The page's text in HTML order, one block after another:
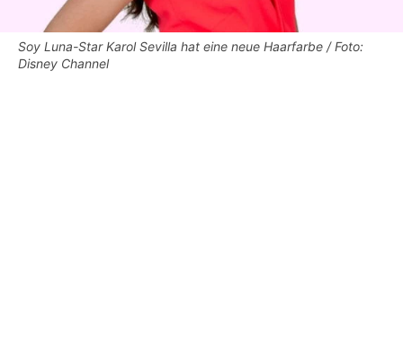
Soy Luna-Star Karol Sevilla hat eine neue Haarfarbe / Foto:
Disney Channel